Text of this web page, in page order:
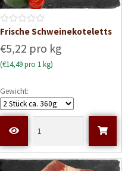
B
w
e
t
e
t
t
0
Frische Schweinekoteletts
€5,22 pro kg
(€14,49 pro 1 kg)
Gewicht: